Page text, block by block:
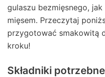
gulaszu bezmięsnego,
mięsem. Przeczytaj
przygotować smakowitą
kroku!
Składniki